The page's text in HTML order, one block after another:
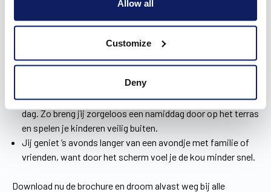
Allow all
Customize
Deny
rekenen op heel wat voordelen.
Of je zonneluifel zichtbaar is of niet, dat bepaal je volledig
afstandsbediening of een app, met slechts één druk op de
knop komt het scherm tevoorschijn.
Je creëert vlug en gemakkelijk schaduw op een zonnige
dag. Zo breng jij zorgeloos een namiddag door op het terras
en spelen je kinderen veilig buiten.
Jij geniet ’s avonds langer van een avondje met familie of
vrienden, want door het scherm voel je de kou minder snel.
Download nu de brochure en droom alvast weg bij alle